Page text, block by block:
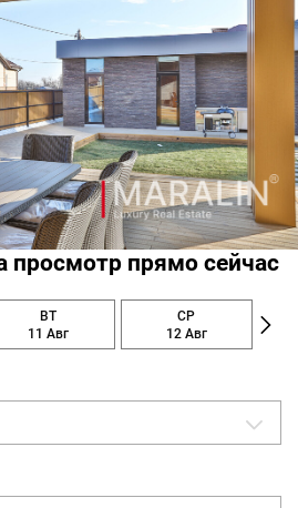
просмотр прямо сейчас
ВТ
11 Авг
СР
12 Авг